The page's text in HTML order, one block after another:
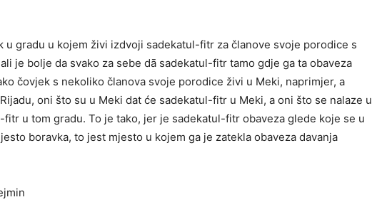
u gradu u kojem živi izdvoji sadekatul-fitr za članove svoje porodice s
je bolje da svako za sebe dā sadekatul-fitr tamo gdje ga ta obaveza
čovjek s nekoliko članova svoje porodice živi u Meki, naprimjer, a
oni što su u Meki dat će sadekatul-fitr u Meki, a oni što se nalaze u
fitr u tom gradu. To je tako, jer je sadekatul-fitr obaveza glede koje se u
boravka, to jest mjesto u kojem ga je zatekla obaveza davanja